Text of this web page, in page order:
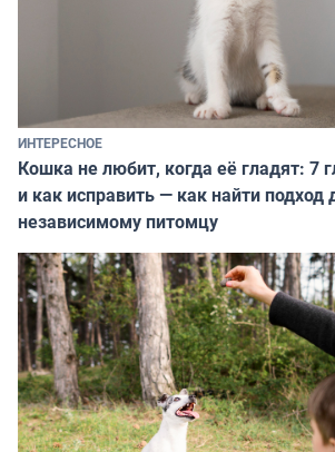
ИНТЕРЕСНОЕ
Кошка не любит, когда её гладят: 7
и как исправить — как найти
независимому питомцу